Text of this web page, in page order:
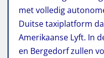
met volledig
Duitse taxiplatform
Amerikaanse Lyft. In
en Bergedorf zullen